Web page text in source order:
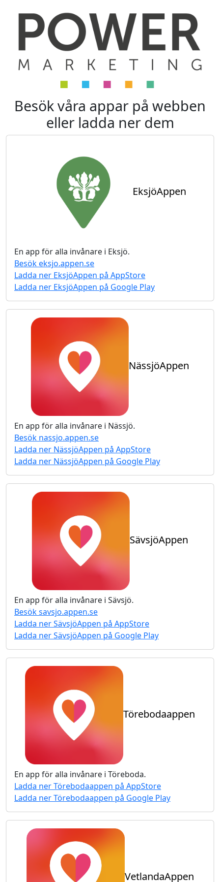
Besök våra appar på webben
eller ladda ner dem
EksjöAppen
En app för alla invånare i Eksjö.
Besökeksjo.appen.se
Ladda ner EksjöAppen på AppStore
Ladda ner EksjöAppen på Google Play
NässjöAppen
En app för alla invånare i Nässjö.
Besök nassjo.appen.se
Ladda ner NässjöAppen på AppStore
Ladda ner NässjöAppen på Google Play
SävsjöAppen
En app för alla invånare i Sävsjö.
Besöksavsjo.appen.se
Ladda nerSävsjöAppen på AppStore
Ladda nerSävsjöAppen på Google Play
Törebodaappen
En app för alla invånare i Töreboda.
Ladda nerTörebodaappen på AppStore
Ladda nerTörebodaappen på Google Play
VetlandaAppen